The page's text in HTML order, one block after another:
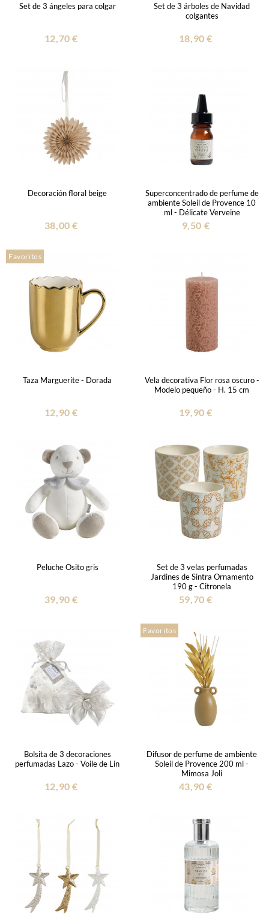
Set de 3 ángeles para colgar
12,70 €
Set de 3 árboles de Navidad
colgantes
18,90 €
Decoración floral beige
38,00 €
Superconcentrado de perfume de
ambiente Soleil de Provence 10
ml - Délicate Verveine
9,50 €
Favoritos
Taza Marguerite - Dorada
12,90 €
Vela decorativa Flor rosa oscuro -
Modelo pequeño - H. 15 cm
19,90 €
Peluche Osito gris
39,90 €
Set de 3 velas perfumadas
Jardines de Sintra Ornamento
190 g - Citronela
59,70 €
Bolsita de 3 decoraciones
perfumadas Lazo - Voile de Lin
12,90 €
Favoritos
Difusor de perfume de ambiente
Soleil de Provence 200 ml -
Mimosa Joli
43,90 €